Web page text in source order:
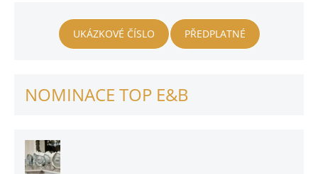
UKÁZKOVÉ ČÍSLO PŘEDPLATNÉ
NOMINACE TOP E&B